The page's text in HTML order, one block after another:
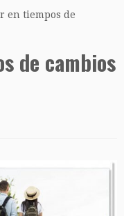
en tiempos de
de cambios